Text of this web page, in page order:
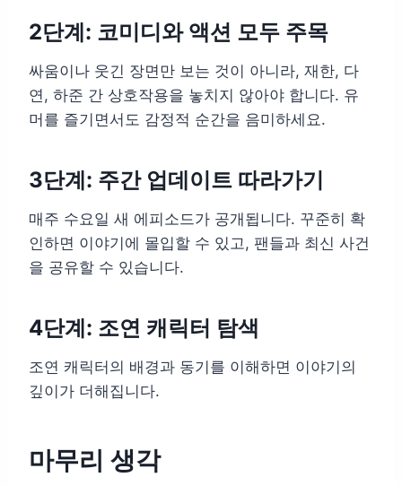
2단계: 코미디와 액션 모두 주목
싸움이나 웃긴 장면만 보는 것이 아니라, 재한, 다
연, 하준 간 상호작용을 놓치지 않아야 합니다. 유
머를 즐기면서도 감정적 순간을 음미하세요.
3단계: 주간 업데이트 따라가기
매주 수요일 새 에피소드가 공개됩니다. 꾸준히 확
인하면 이야기에 몰입할 수 있고, 팬들과 최신 사건
을 공유할 수 있습니다.
4단계: 조연 캐릭터 탐색
조연 캐릭터의 배경과 동기를 이해하면 이야기의
깊이가 더해집니다.
마무리 생각